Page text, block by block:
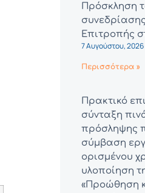
Πρόσκληση
Επιτροπής
7 Αυγούστου, 2026
Περισσότερα »
Πρακτικό
σύνταξη
πρόσληψης
σύμβαση
ορισμένου
υλοποίηση
«Προώθηση